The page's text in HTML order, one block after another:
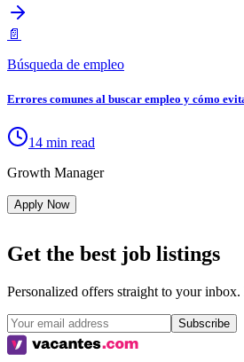
📄
Búsqueda de empleo
Errores comunes al buscar empleo y cómo
14 min read
Growth Manager
Apply Now
Get the best job listings
Personalized offers straight to your inbox.
Subscribe